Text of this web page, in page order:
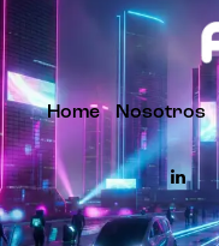
Home Nosotros